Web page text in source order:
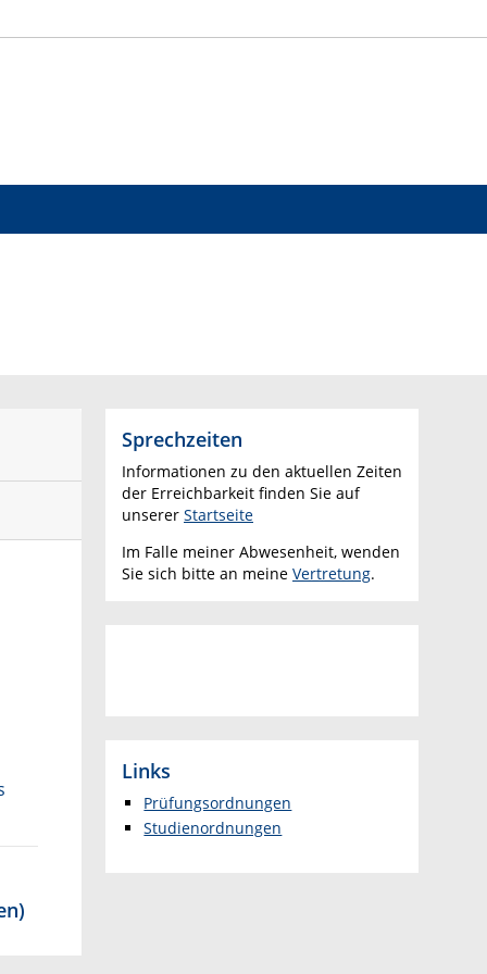
Sprechzeiten
Informationen zu den aktuellen Zeiten
der Erreichbarkeit finden Sie auf
unserer Startseite
Im Falle meiner Abwesenheit, wenden
Sie sich bitte an meine Vertretung.
Links
Prüfungsordnungen
Studienordnungen